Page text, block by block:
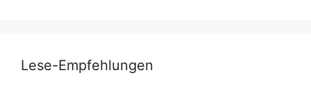
Lese-Empfehlungen